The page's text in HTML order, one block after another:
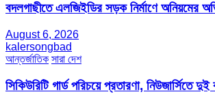
বদলগাছীতে এলজিইডির সড়ক নির্মাণে অনিয়মের
August 6, 2026
kalersongbad
আন্তর্জাতিক সারা দেশ
সিকিউরিটি গার্ড পরিচয়ে প্রতারণা, নিউজার্সিতে